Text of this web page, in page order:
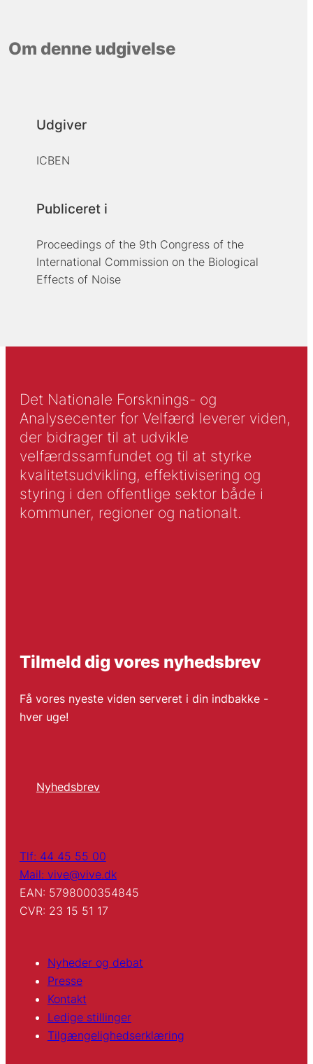
Om denne udgivelse
Udgiver
ICBEN
Publiceret i
Proceedings of the 9th Congress of the
International Commission on the Biological
Effects of Noise
Det Nationale Forsknings- og
Analysecenter for Velfærd leverer viden,
der bidrager til at udvikle
velfærdssamfundet og til at styrke
kvalitetsudvikling, effektivisering og
styring i den offentlige sektor både i
kommuner, regioner og nationalt.
Tilmeld dig vores nyhedsbrev
Få vores nyeste viden serveret i din indbakke -
hver uge!
Nyhedsbrev
Tlf: 44 45 55 00
Mail: vive@vive.dk
EAN: 5798000354845
CVR: 23 15 51 17
Nyheder og debat
Presse
Kontakt
Ledige stillinger
Tilgængelighedserklæring